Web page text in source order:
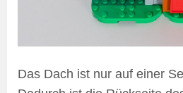
Das Dach ist nur auf einer